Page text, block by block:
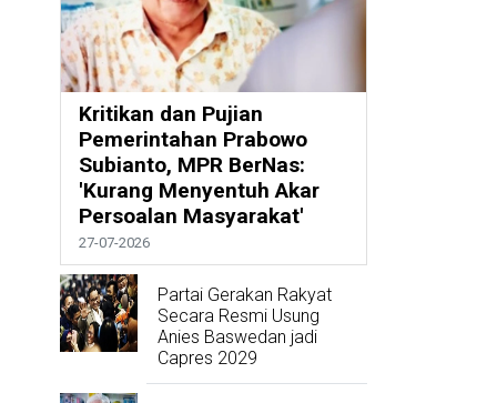
Kritikan dan Pujian
Pemerintahan Prabowo
Subianto, MPR BerNas:
'Kurang Menyentuh Akar
Persoalan Masyarakat'
27-07-2026
Partai Gerakan Rakyat
Secara Resmi Usung
Anies Baswedan jadi
Capres 2029